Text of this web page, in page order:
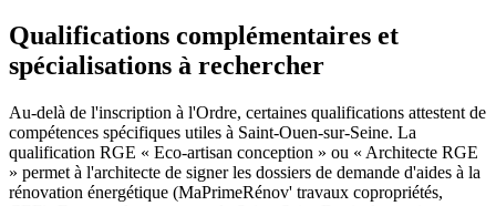
Qualifications complémentaires et
spécialisations à rechercher
Au-delà de l'inscription à l'Ordre, certaines qualifications attestent de
compétences spécifiques utiles à Saint-Ouen-sur-Seine. La
qualification RGE « Eco-artisan conception » ou « Architecte RGE
» permet à l'architecte de signer les dossiers de demande d'aides à la
rénovation énergétique (MaPrimeRénov' travaux copropriétés,